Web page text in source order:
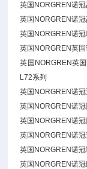
英国NORGREN诺
英国NORGREN诺
英国NORGREN诺
英国NORGREN英
英国NORGREN英
L72系列
英国NORGREN诺
英国NORGREN诺
英国NORGREN诺
英国NORGREN诺
英国NORGREN诺
英国NORGREN诺